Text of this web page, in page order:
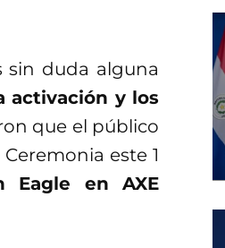
sin duda alguna
activación y los
que el público
este 1
Eagle en AXE